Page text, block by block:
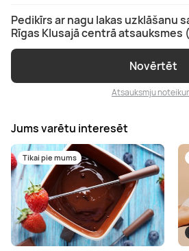
Pedikīrs ar nagu lakas uzklāšanu
Rīgas Klusajā centrā
Novērtēt
Atsauksmju
Jums varētu interesēt
Tikai pie mums